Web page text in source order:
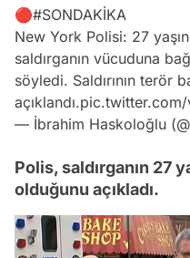
🔴#SONDAKİKA
New York Polisi: 27
saldırganın vücuduna
söyledi. Saldırının terör
açıklandı.pic.twitter.com/
— İbrahim Haskoloğlu
Polis, saldırganın 27
olduğunu açıkladı.